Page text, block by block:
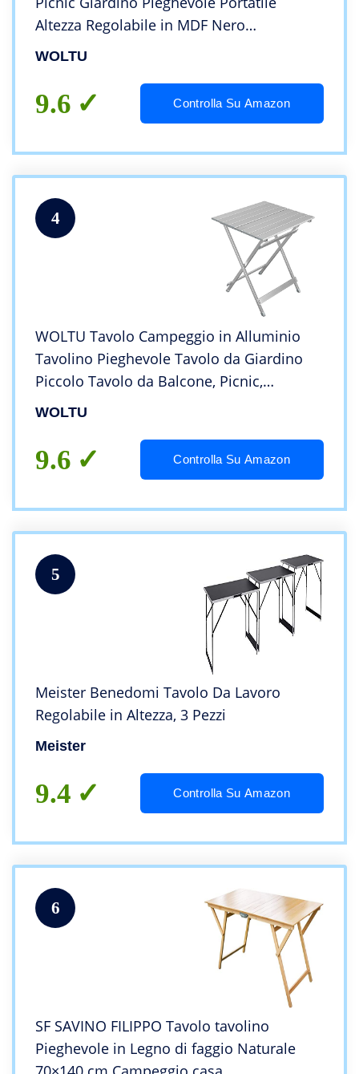
Altezza Regolabile in MDF Nero
100x60x73/94cm
WOLTU
9.6 Controlla Su Amazon
4
WOLTU Tavolo Campeggio in Alluminio
Tavolino Pieghevole Tavolo da Giardino
Piccolo Tavolo da Balcone, Picnic,
Spiaggia, 50.5x47x59.5cm, CPT8138sb
WOLTU
9.6 Controlla Su Amazon
5
Meister Benedomi Tavolo Da Lavoro
Regolabile in Altezza, 3 Pezzi
Meister
9.4 Controlla Su Amazon
6
SF SAVINO FILIPPO Tavolo tavolino
Pieghevole in Legno di faggio Naturale